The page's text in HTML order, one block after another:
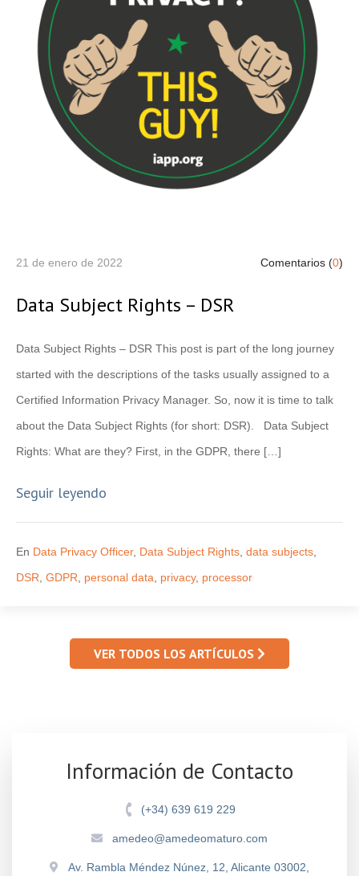
21 de enero de 2022 Comentarios (0)
Data Subject Rights – DSR
Data Subject Rights – DSR This post is part of the long journey
started with the descriptions of the tasks usually assigned to a
Certified Information Privacy Manager. So, now it is time to talk
about the Data Subject Rights (for short: DSR). Data Subject
Rights: What are they? First, in the GDPR, there […]
Seguir leyendo
En Data Privacy Officer, Data Subject Rights data subjects
DSR GDPR personal data privacy, processor
VER TODOS LOS ARTÍCULOS
Información de Contacto
(+34) 639 619 229
amedeo@amedeomaturo.com
Av. Rambla Méndez Núnez, 12, Alicante 03002,